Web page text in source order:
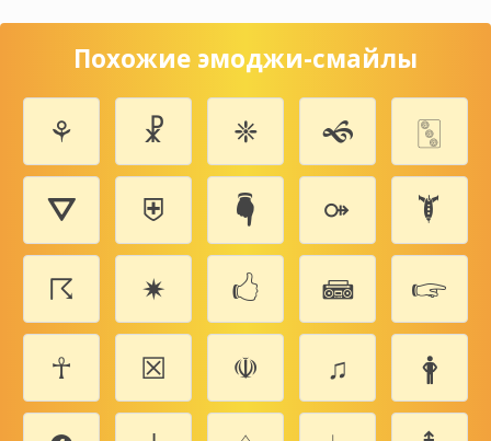
Похожие эмоджи-смайлы
⚘ ☧ ❈ 🙜
🀛
⛛
⛨ 🖣 ⚩
🙯
☈
✷ 🖒 📾
🖙
☥
☒ ☫ ♫
🛉